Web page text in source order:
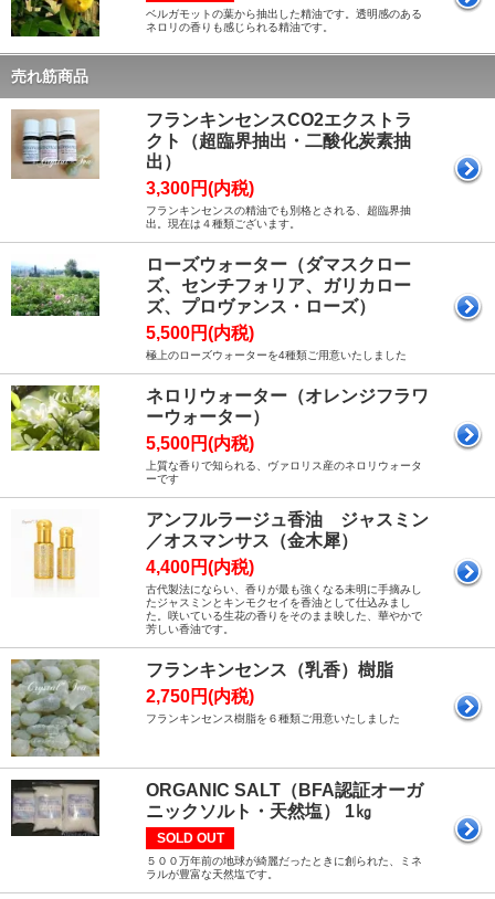
ベルガモットの葉から抽出した精油です。透明感のある
ネロリの香りも感じられる精油です。
売れ筋商品
フランキンセンスCO2エクストラ
クト（超臨界抽出・二酸化炭素抽
出）
3,300円(内税)
フランキンセンスの精油でも別格とされる、超臨界抽
出。現在は４種類ございます。
ローズウォーター（ダマスクロー
ズ、センチフォリア、ガリカロー
ズ、プロヴァンス・ローズ）
5,500円(内税)
極上のローズウォーターを4種類ご用意いたしました
ネロリウォーター（オレンジフラワ
ーウォーター）
5,500円(内税)
上質な香りで知られる、ヴァロリス産のネロリウォータ
ーです
アンフルラージュ香油 ジャスミン
／オスマンサス（金木犀）
4,400円(内税)
古代製法にならい、香りが最も強くなる未明に手摘みし
たジャスミンとキンモクセイを香油として仕込みまし
た。咲いている生花の香りをそのまま映した、華やかで
芳しい香油です。
フランキンセンス（乳香）樹脂
2,750円(内税)
フランキンセンス樹脂を６種類ご用意いたしました
ORGANIC SALT（BFA認証オーガ
ニックソルト・天然塩） 1㎏
SOLD OUT
５００万年前の地球が綺麗だったときに創られた、ミネ
ラルが豊富な天然塩です。